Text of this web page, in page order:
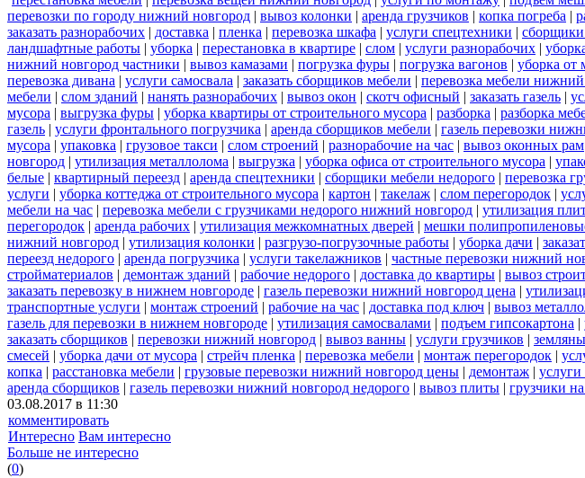
перевозки по городу нижний новгород | вывоз колонки | аренда грузчиков | копка погреба |
заказать разнорабочих | доставка | пленка | перевозка шкафа | услуги спецтехники | сборщики
ландшафтные работы | уборка | перестановка в квартире | слом | услуги разнорабочих |
нижний новгород частники | вывоз камазами | погрузка фуры | погрузка вагонов | уборка от
перевозка дивана | услуги самосвала | заказать сборщиков мебели | перевозка мебели
мебели | слом зданий | нанять разнорабочих | вывоз окон | скотч офисный | заказать газель |
мусора | выгрузка фуры | уборка квартиры от строительного мусора | разборка | разборка
газель | услуги фронтального погрузчика | аренда сборщиков мебели | газель перевозки
мусора | упаковка | грузовое такси | слом строений | разнорабочие на час | вывоз оконных рам
новгород | утилизация металлолома | выгрузка | уборка офиса от строительного мусора |
белые | квартирный переезд | аренда спецтехники | сборщики мебели недорого | перевозка
услуги | уборка коттеджа от строительного мусора | картон | такелаж | слом перегородок |
мебели на час | перевозка мебели с грузчиками недорого нижний новгород | утилизация
перегородок | аренда рабочих | утилизация межкомнатных дверей | мешки
нижний новгород | утилизация колонки | разгрузо-погрузочные работы | уборка дачи |
переезд недорого | аренда погрузчика | услуги такелажников | частные перевозки нижний
стройматериалов | демонтаж зданий | рабочие недорого | доставка до квартиры | вывоз
заказать перевозку в нижнем новгороде | газель перевозки нижний новгород цена |
транспортные услуги | монтаж строений | рабочие на час | доставка под ключ | вывоз
газель для перевозки в нижнем новгороде | утилизация самосвалами | подъем гипсокартона |
заказать сборщиков | перевозки нижний новгород | вывоз ванны | услуги грузчиков |
смесей | уборка дачи от мусора | стрейч пленка | перевозка мебели | монтаж перегородок |
копка | расстановка мебели | грузовые перевозки нижний новгород цены | демонтаж |
аренда сборщиков | газель перевозки нижний новгород недорого | вывоз плиты | грузчики
03.08.2017 в 11:30
комментировать
Интересно Вам интересно
Больше не интересно
(0)